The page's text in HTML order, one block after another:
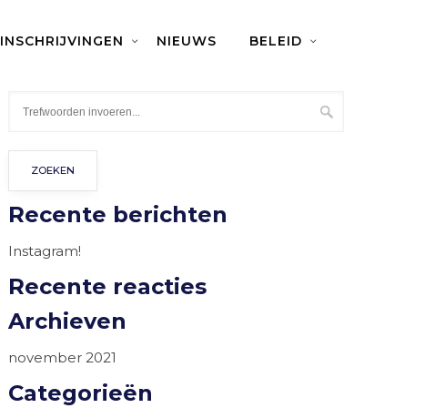
INSCHRIJVINGEN NIEUWS BELEID
Recente berichten
Instagram!
Recente reacties
Archieven
november 2021
Categorieën